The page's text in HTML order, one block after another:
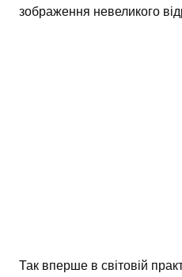
зображення невеликого
Так вперше в світовій